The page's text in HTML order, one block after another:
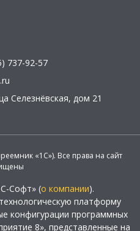
737-92-57
Селезнёвская, дом 21
«1С»). Все права на сайт
Софт» (о компании).
платформу
конфигурации программных
8», представленные на